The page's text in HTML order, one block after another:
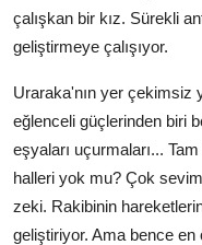
çalışkan bir kız. Sürekli
geliştirmeye çalışıyor.
Uraraka'nın yer çekimsiz
eğlenceli güçlerinden biri
eşyaları uçurmaları...
halleri yok mu? Çok
zeki. Rakibinin
geliştiriyor. Ama bence en